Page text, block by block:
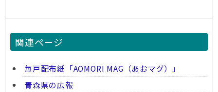
関連ページ
毎戸配布紙「AOMORI MAG（あおマグ）」
青森県の広報